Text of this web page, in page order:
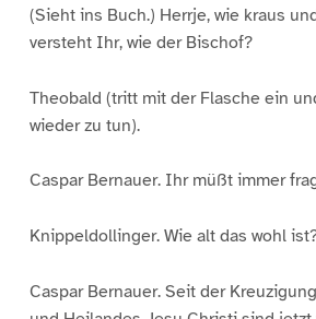
(Sieht ins Buch.) Herrje, wie kraus
versteht Ihr, wie der Bischof?
Theobald (tritt mit der Flasche ein
wieder zu tun).
Caspar Bernauer. Ihr müßt immer
Knippeldollinger. Wie alt das wohl
Caspar Bernauer. Seit der